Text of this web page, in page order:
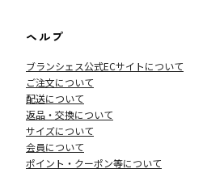
ヘルプ
ブランシェス公式ECサイトについて
ご注文について
配送について
返品・交換について
サイズについて
会員について
ポイント・クーポン等について